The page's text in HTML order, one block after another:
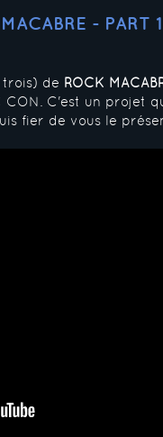
- PART 1
de ROCK
CON. C'est un projet
fier de vous le